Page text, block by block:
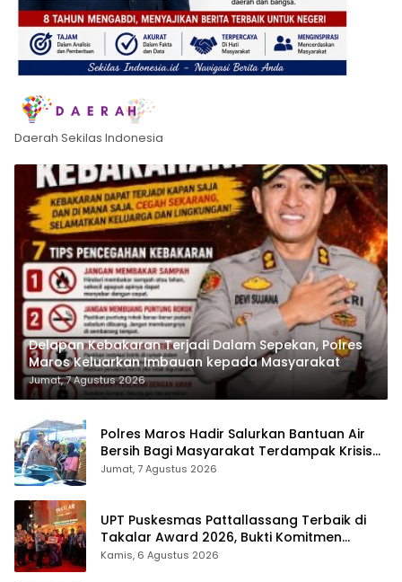
Daerah Sekilas Indonesia
Delapan Kebakaran Terjadi Dalam Sepekan, Polres
Maros Keluarkan Imbauan kepada Masyarakat
Jumat, 7 Agustus 2026
Polres Maros Hadir Salurkan Bantuan Air
Bersih Bagi Masyarakat Terdampak Krisis
Air Bersih Di Maros
Jumat, 7 Agustus 2026
UPT Puskesmas Pattallassang Terbaik di
Takalar Award 2026, Bukti Komitmen
Hadirkan Pelayanan Kesehatan Berkualitas
Kamis, 6 Agustus 2026